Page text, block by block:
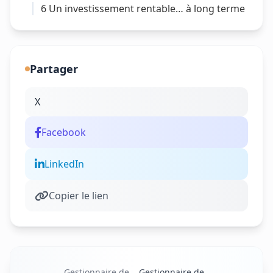
6 Un investissement rentable… à long terme
Partager
X
Facebook
LinkedIn
Copier le lien